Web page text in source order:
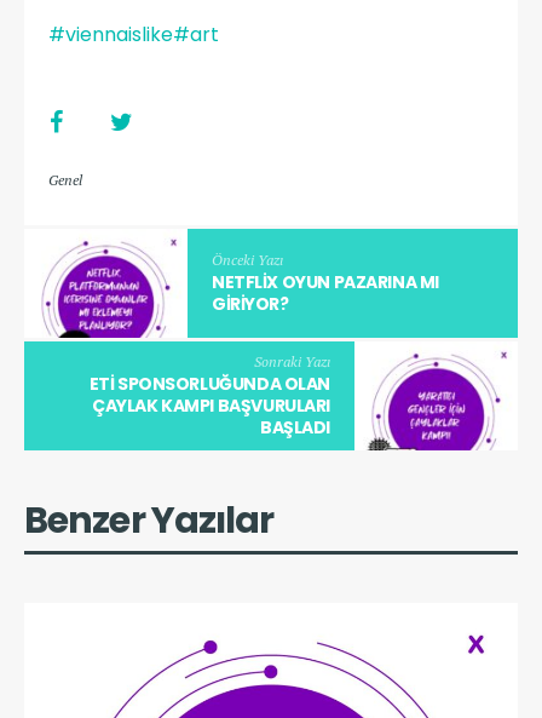
#viennaislike#art
Genel
Önceki Yazı
NETFLIX OYUN PAZARINA MI
GIRIYOR?
Sonraki Yazı
ETI SPONSORLUĞUNDA OLAN
ÇAYLAK KAMPI BAŞVURULARI
BAŞLADI
Benzer Yazılar